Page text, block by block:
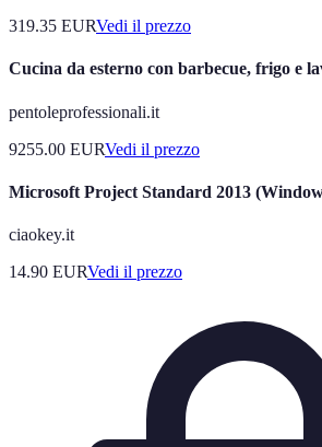
319.35 EURVedi il prezzo
Cucina da esterno con barbecue, frigo e
pentoleprofessionali.it
9255.00 EURVedi il prezzo
Microsoft Project Standard 2013
ciaokey.it
14.90 EURVedi il prezzo